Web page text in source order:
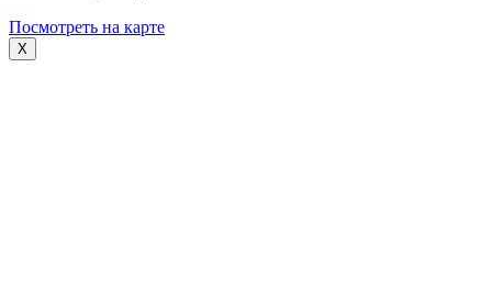
Посмотреть на карте
X